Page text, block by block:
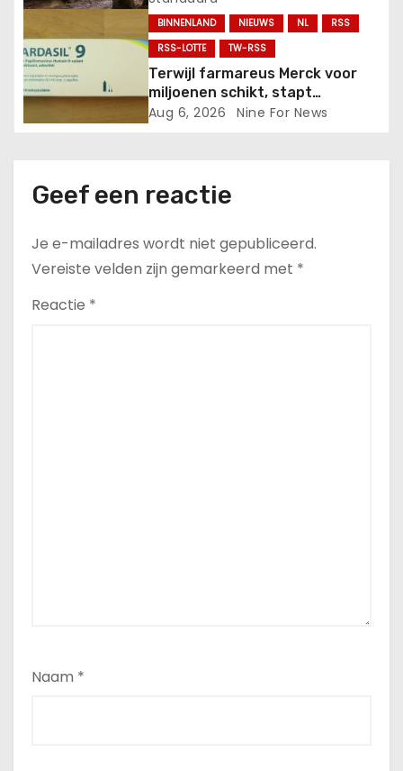
BINNENLAND NIEUWS NL
RSS
RSS-LOTTE
TW-RSS
Terwijl farmareus Merck voor
miljoenen schikt, stapt
Nederland juist over op
Aug 6, 2026 Nine For News
Geef een reactie
Je e-mailadres wordt niet gepubliceerd.
Vereiste velden zijn gemarkeerd met *
Reactie *
Naam *